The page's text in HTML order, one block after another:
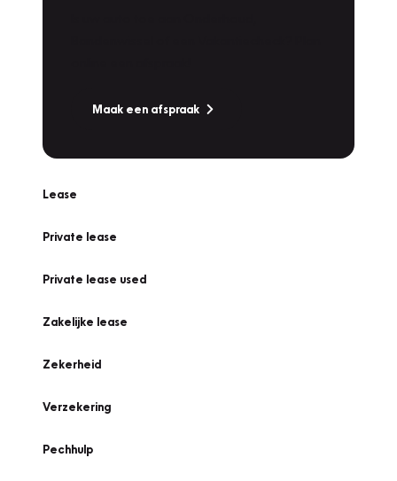
Maak een afspraak
Lease
Private lease
Private lease used
Zakelijke lease
Zekerheid
Verzekering
Pechhulp